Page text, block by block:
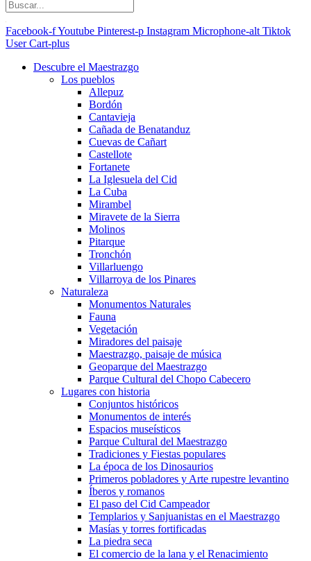
Facebook-fYoutube Pinterest-p Instagram Microphone-alt Tiktok
User Cart-plus
Descubre el Maestrazgo
Los pueblos
Allepuz
Bordón
Cantavieja
Cañada de Benatanduz
Cuevas de Cañart
Castellote
Fortanete
La Iglesuela del Cid
La Cuba
Mirambel
Miravete de la Sierra
Molinos
Pitarque
Tronchón
Villarluengo
Villarroya de los Pinares
Naturaleza
Monumentos Naturales
Fauna
Vegetación
Miradores del paisaje
Maestrazgo, paisaje de música
Geoparque del Maestrazgo
Parque Cultural del Chopo Cabecero
Lugares con historia
Conjuntos históricos
Monumentos de interés
Espacios museísticos
Parque Cultural del Maestrazgo
Tradiciones y Fiestas populares
La época de los Dinosaurios
Primeros pobladores y Arte rupestre levantino
Íberos y romanos
El paso del Cid Campeador
Templarios y Sanjuanistas en el Maestrazgo
Masías y torres fortificadas
La piedra seca
El comercio de la lana y el Renacimiento